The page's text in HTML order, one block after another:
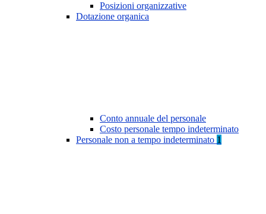
Posizioni organizzative
Dotazione organica
Conto annuale del personale
Costo personale tempo indeterminato
Personale non a tempo indeterminato 1